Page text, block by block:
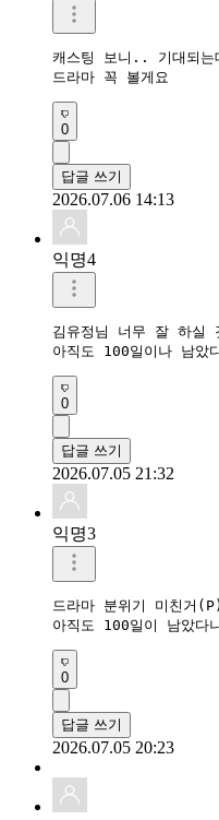
캐스팅 보니.. 기대되는
드라마 꼭 볼게요
0
답글 쓰기
2026.07.06 14:13
익명4
김유정님 너무 잘 하실
아직도 100일이나 남았
0
답글 쓰기
2026.07.05 21:32
익명3
드라마 분위기 미친거
아직도 100일이 남았다
0
답글 쓰기
2026.07.05 20:23